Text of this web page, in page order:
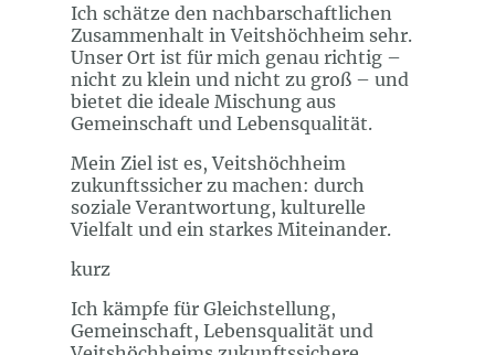
Ich schätze den nachbarschaftlichen
Zusammenhalt in Veitshöchheim sehr.
Unser Ort ist für mich genau richtig –
nicht zu klein und nicht zu groß – und
bietet die ideale Mischung aus
Gemeinschaft und Lebensqualität.
Mein Ziel ist es, Veitshöchheim
zukunftssicher zu machen: durch
soziale Verantwortung, kulturelle
Vielfalt und ein starkes Miteinander.
kurz
Ich kämpfe für Gleichstellung,
Gemeinschaft, Lebensqualität und